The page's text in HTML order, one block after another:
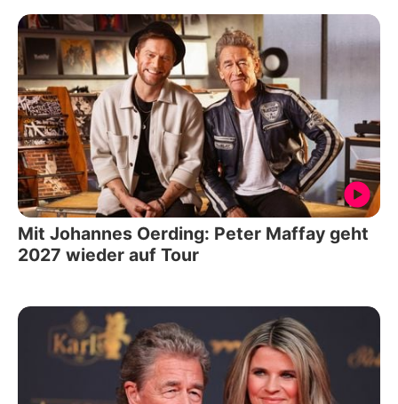
Mit Johannes Oerding: Peter Maffay geht
2027 wieder auf Tour